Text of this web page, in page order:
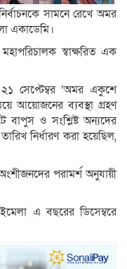
সামনে রেখে অমর
একাডেমি।
স্বাক্ষরিত এক
২১ সেপ্টেম্বর ‘অমর একুশে
আয়োজনের ব্যবস্থা গ্রহণ
বাপুস ও সংশ্লিষ্ট অন্যদের
নির্ধারণ করা হয়েছিল,
পরামর্শ অনুযায়ী
এ বছরের ডিসেম্বরে